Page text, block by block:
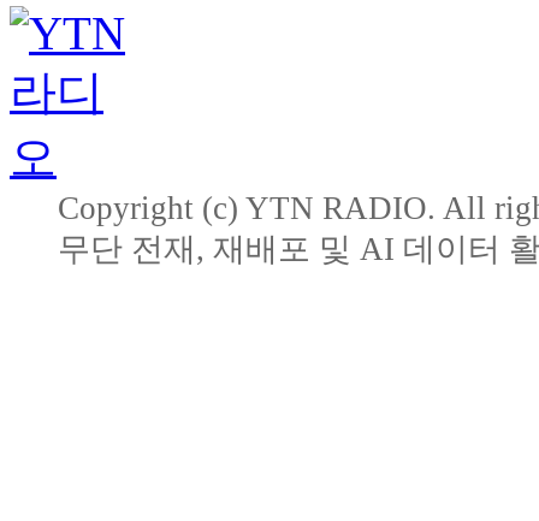
Copyright (c) YTN RADIO. All
무단 전재, 재배포 및 AI 데이터